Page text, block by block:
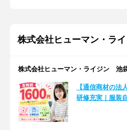
株式会社ヒューマン・ラ
株式会社ヒューマン・ライジン 池
【通信商材の法
研修充実｜服装